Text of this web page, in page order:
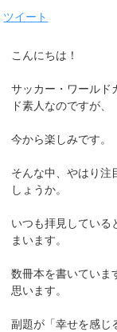
ツイート
こんにちは！
サッカー・ワールド
ド素人なのですが、
今から楽しみです。
そんな中、やはり注
しょうか。
いつも拝見している
まいます。
数冊本を書いていま
思います。
副題が「幸せを感じ